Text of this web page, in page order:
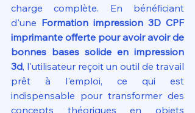
charge complète. En bénéficiant
d'une Formation impression 3D CPF
imprimante offerte pour avoir avoir de
bonnes bases solide en impression
3d, l'utilisateur reçoit un outil de travail
prêt à l'emploi, ce qui est
indispensable pour transformer des
concepts théoriques en objets